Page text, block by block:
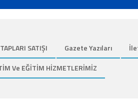
SATIŞI Gazete Yazıları
Ve EĞİTİM HİZMETLERİMİZ